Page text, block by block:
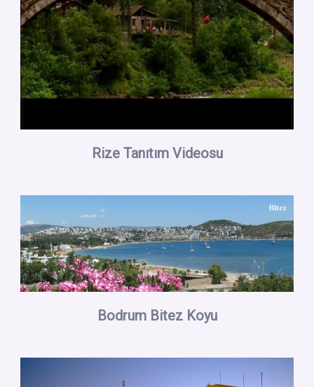
Rize Tanıtım Videosu
Bodrum Bitez Koyu